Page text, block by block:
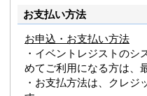
お支払い方法
お申込・お支払い方法
・イベントレジストの
めてご利用になる方は、
・お支払方法は、クレ